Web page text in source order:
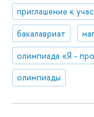
приглашение к
бакалавриат
олимпиада «Я -
олимпиады